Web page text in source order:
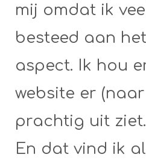
mij omdat ik
besteed aan
aspect. Ik hou
website er
prachtig uit ziet.
En dat vind ik